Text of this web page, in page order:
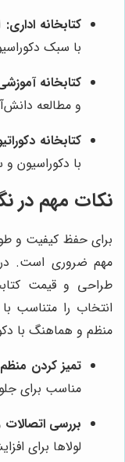
کتابخانه اداری:
با سبک
کتابخانه
و مطالعه
کتابخانه
با دکوراسیون
نکات مهم در
برای حفظ کیفیت و
مهم ضروری است. در
طراحی و قیمت
انتخاب را متناسب
منظم و هماهنگ با
تمیز کردن
مناسب برای
بررسی اتصالات
لولاها برای